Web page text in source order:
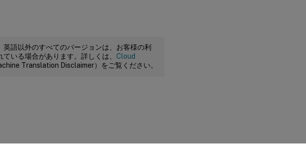
語以外のすべてのバージョンは、お客様の利
いる場合があります。詳しくは、 Cloud
Translation Disclaimer）をご覧ください。